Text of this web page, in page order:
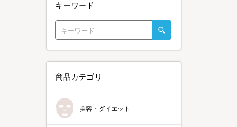
キーワード
商品カテゴリ
美容・ダイエット